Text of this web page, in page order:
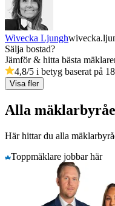
Wivecka Ljungh
Sälja bostad?
Jämför & hitta bästa
4,8/5 i betyg baserat på
Visa fler
Alla
Här hittar du alla
Toppmäklare jobbar här